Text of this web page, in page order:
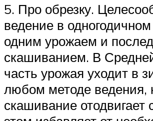
5. Про обрезку.
ведение в
одним урожаем и
скашиванием. В
часть урожая уходит в
любом методе ведения,
скашивание отодвигает